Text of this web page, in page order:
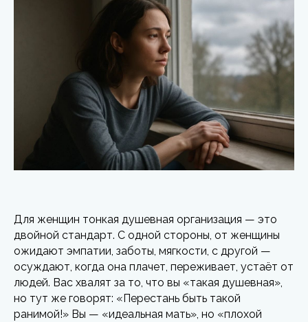
Для женщин тонкая душевная организация — это
двойной стандарт. С одной стороны, от женщины
ожидают эмпатии, заботы, мягкости, с другой —
осуждают, когда она плачет, переживает, устаёт от
людей. Вас хвалят за то, что вы «такая душевная»,
но тут же говорят: «Перестань быть такой
ранимой!» Вы — «идеальная мать», но «плохой